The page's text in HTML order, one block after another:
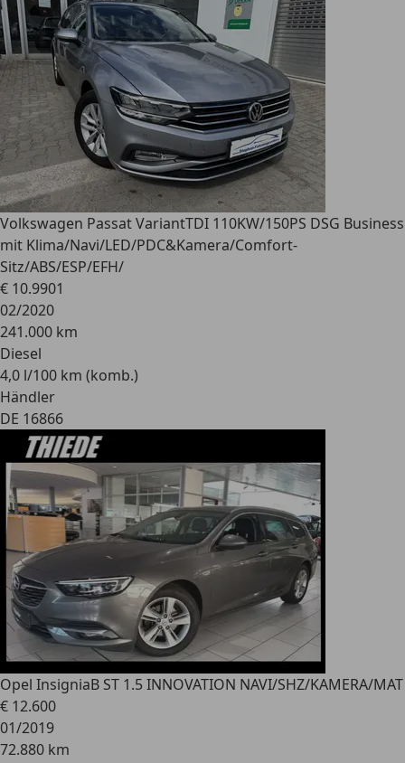
Volkswagen Passat VariantTDI 110KW/150PS DSG Business
mit Klima/Navi/LED/PDC&Kamera/Comfort-
Sitz/ABS/ESP/EFH/
€ 10.9901
02/2020
241.000 km
Diesel
4,0 l/100 km (komb.)
Händler
DE 16866
Opel InsigniaB ST 1.5 INNOVATION NAVI/SHZ/KAMERA/MAT
€ 12.600
01/2019
72.880 km